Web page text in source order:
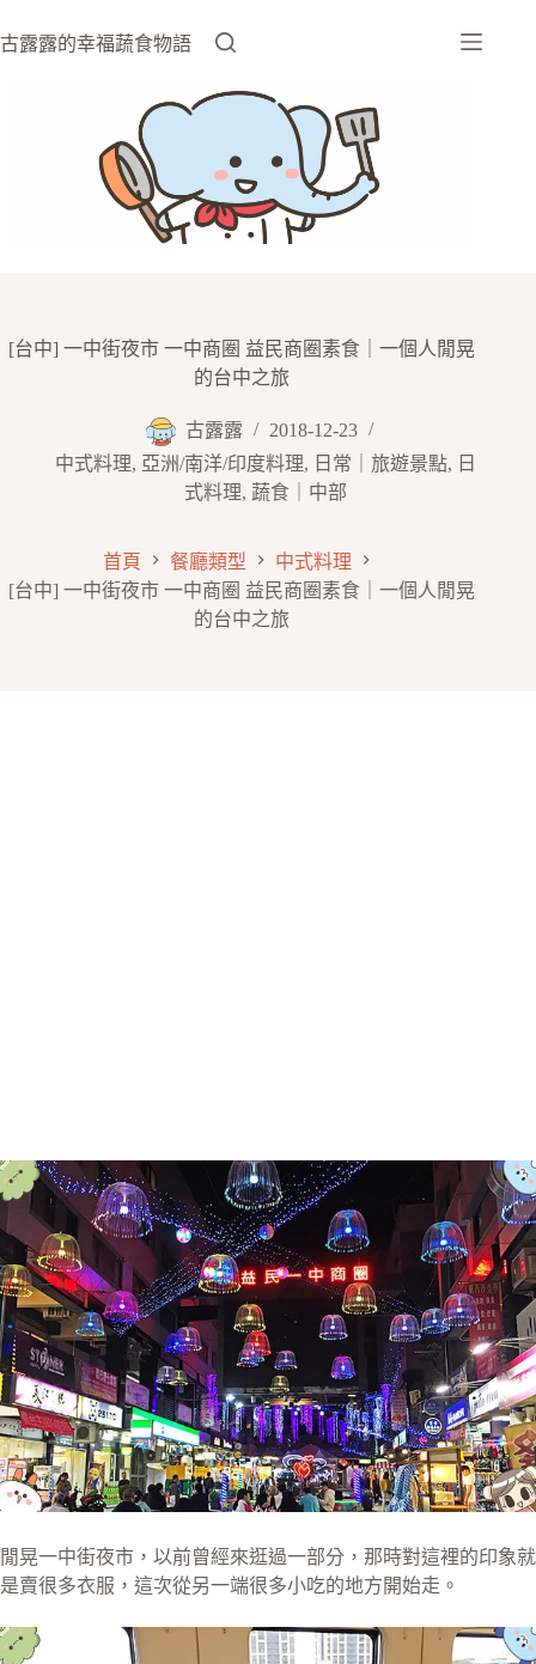
至
古露露的幸福蔬食物語
[台中] 一中街夜市 一中商圈 益民商圈素食｜一個人閒晃
的台中之旅
古露露
2018-12-23
中式料理, 亞洲/南洋/印度料理, 日常｜旅遊景點, 日
式料理, 蔬食｜中部
首頁 餐廳類型
中式料理
[台中] 一中街夜市 一中商圈 益民商圈素食｜一個人閒晃
的台中之旅
閒晃一中街夜市，以前曾經來逛過一部分，那時對這裡的印象就
是賣很多衣服，這次從另一端很多小吃的地方開始走。